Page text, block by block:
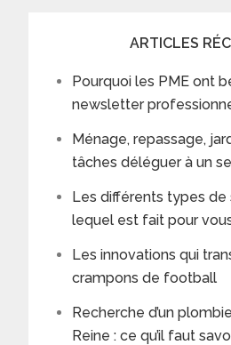
ARTICLES
Pourquoi les PME ont
newsletter
Ménage, repassage,
tâches déléguer à un
Les différents types de
lequel est fait pour
Les innovations qui
crampons de football
Recherche d’un
Reine : ce qu’il faut